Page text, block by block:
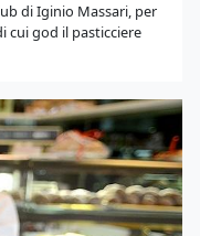
di Iginio Massari, per
cui god il pasticciere